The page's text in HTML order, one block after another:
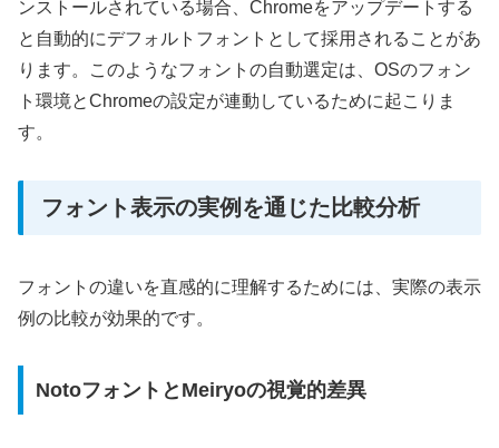
ンストールされている場合、Chromeをアップデートする
と自動的にデフォルトフォントとして採用されることがあ
ります。このようなフォントの自動選定は、OSのフォン
ト環境とChromeの設定が連動しているために起こりま
す。
フォント表示の実例を通じた比較分析
フォントの違いを直感的に理解するためには、実際の表示
例の比較が効果的です。
NotoフォントとMeiryoの視覚的差異